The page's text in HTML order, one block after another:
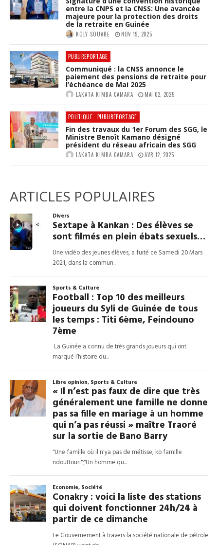
entre la CNPS et la CNSS: Une avancée
majeure pour la protection des droits
de la retraite en Guinée
KOLY SOUARE NOV 19, 2025
PUBLIREPORTAGE
Communiqué : la CNSS annonce le
paiement des pensions de retraite pour
l’échéance de Mai 2025
LAKATA KIMBA CAMARA MAI 02, 2025
POLITIQUE PUBLIREPORTAGE
Fin des travaux du 1er Forum des SGG, le
Ministre Benoît Kamano désigné
président du réseau africain des SGG
LAKATA KIMBA CAMARA AVR 12, 2025
ARTICLES POPULAIRES